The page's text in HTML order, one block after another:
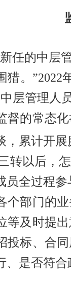
任的中层
猎。”2022
层管理人
督的常态
，累计开展
转以后，
员全过程
个部门的
等及时提
投标、合
、是否符合